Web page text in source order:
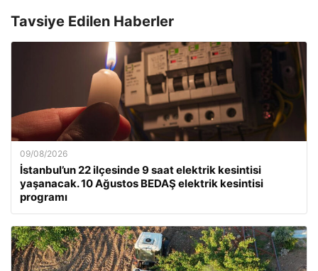
Tavsiye Edilen Haberler
09/08/2026
İstanbul’un 22 ilçesinde 9 saat elektrik kesintisi
yaşanacak. 10 Ağustos BEDAŞ elektrik kesintisi
programı